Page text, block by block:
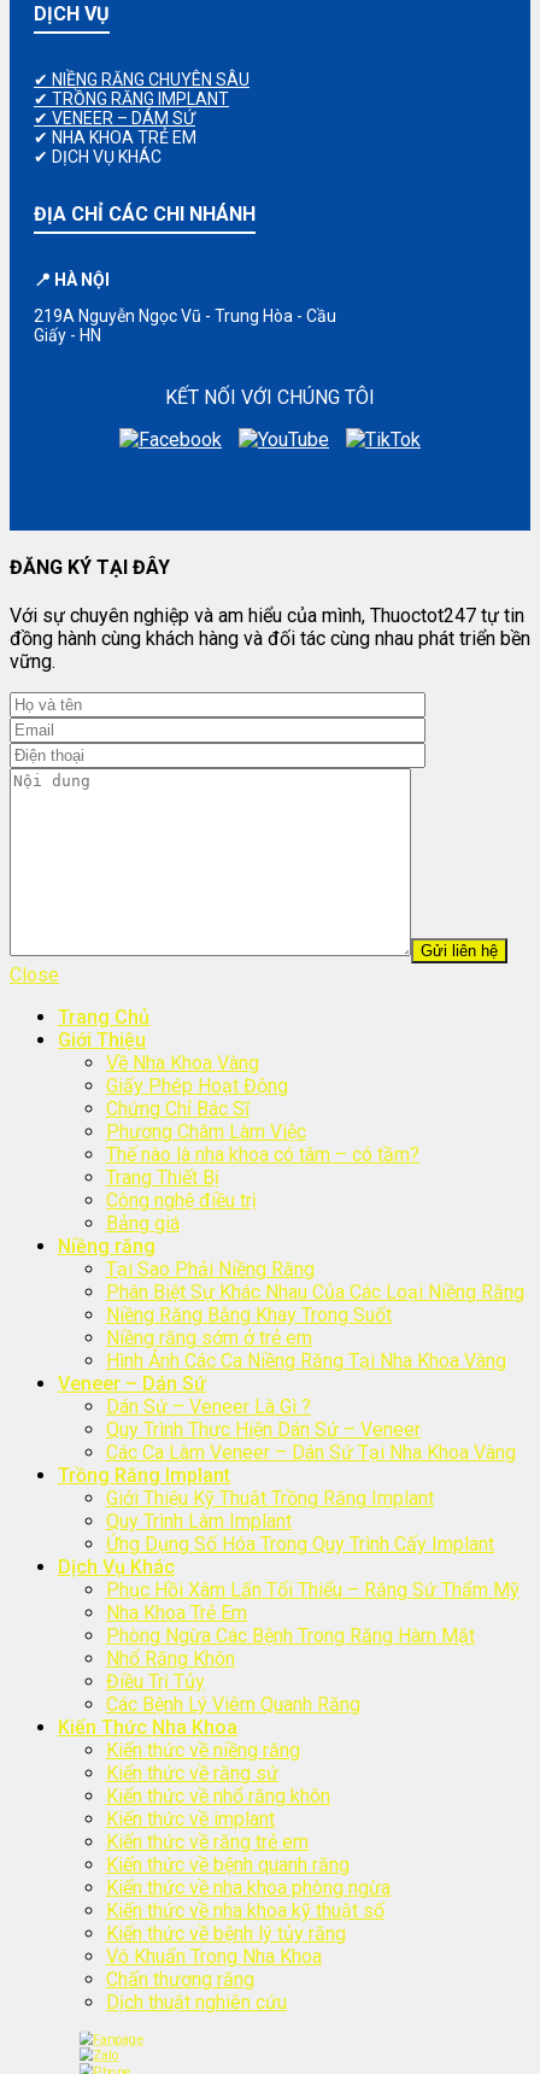
DỊCH VỤ
✔ NIỀNG RĂNG CHUYÊN SÂU
✔ TRỒNG RĂNG IMPLANT
✔ VENEER – DÁM SỨ
✔ NHA KHOA TRẺ EM
✔ DỊCH VỤ KHÁC
ĐỊA CHỈ CÁC CHI NHÁNH
📍 HÀ NỘI
219A Nguyễn Ngọc Vũ - Trung Hòa - Cầu
Giấy - HN
KẾT NỐI VỚI CHÚNG TÔI
ĐĂNG KÝ TẠI ĐÂY
Với sự chuyên nghiệp và am hiểu của mình, Thuoctot247 tự tin
đồng hành cùng khách hàng và đối tác cùng nhau phát triển bền
vững.
Close
Trang Chủ
Giới Thiệu
Về Nha Khoa Vàng
Giấy Phép Hoạt Động
Chứng Chỉ Bác Sĩ
Phương Châm Làm Việc
Thế nào là nha khoa có tâm – có tầm?
Trang Thiết Bị
Công nghệ điều trị
Bảng giá
Niềng răng
Tại Sao Phải Niềng Răng
Phân Biệt Sự Khác Nhau Của Các Loại Niềng Răng
Niềng Răng Bằng Khay Trong Suốt
Niềng răng sớm ở trẻ em
Hình Ảnh Các Ca Niềng Răng Tại Nha Khoa Vàng
Veneer – Dán Sứ
Dán Sứ – Veneer Là Gì ?
Quy Trình Thực Hiện Dán Sứ – Veneer
Các Ca Làm Veneer – Dán Sứ Tại Nha Khoa Vàng
Trồng Răng Implant
Giới Thiệu Kỹ Thuật Trồng Răng Implant
Quy Trình Làm Implant
Ứng Dụng Số Hóa Trong Quy Trình Cấy Implant
Dịch Vụ Khác
Phục Hồi Xâm Lấn Tối Thiểu – Răng Sứ Thẩm Mỹ
Nha Khoa Trẻ Em
Phòng Ngừa Các Bệnh Trong Răng Hàm Mặt
Nhổ Răng Khôn
Điều Trị Tủy
Các Bệnh Lý Viêm Quanh Răng
Kiến Thức Nha Khoa
Kiến thức về niềng răng
Kiến thức về răng sứ
Kiến thức về nhổ răng khôn
Kiến thức về implant
Kiến thức về răng trẻ em
Kiến thức về bệnh quanh răng
Kiến thức về nha khoa phòng ngừa
Kiến thức về nha khoa kỹ thuật số
Kiến thức về bệnh lý tủy răng
Vô Khuẩn Trong Nha Khoa
Chấn thương răng
Dịch thuật nghiên cứu